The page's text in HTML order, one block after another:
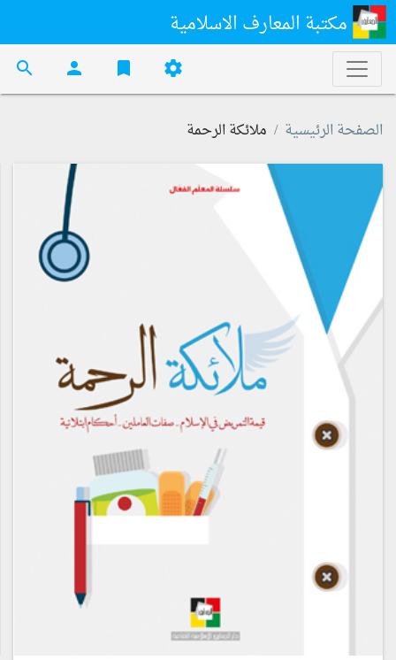
مكتبة المعارف الاسلامية
settings
bookmark
person
search
الصفحة الرئيسية ملائكة الرحمة